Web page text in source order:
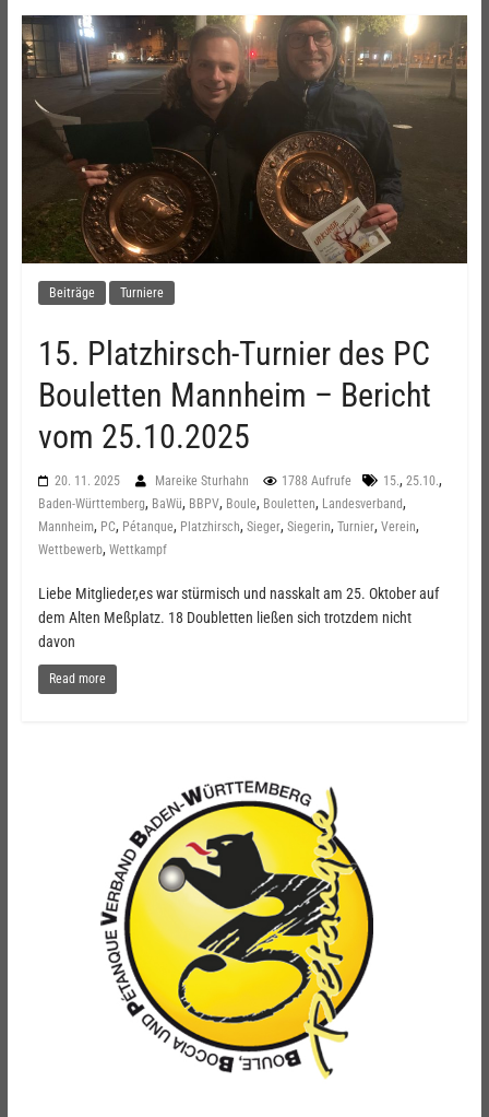
Beiträge Turniere
15. Platzhirsch-Turnier des PC
Bouletten Mannheim – Bericht
vom 25.10.2025
20. 11. 2025 Mareike Sturhahn 1788 Aufrufe 15., 25.10.,
Baden-Württemberg, BaWü, BBPV, Boule, Bouletten, Landesverband,
Mannheim, PC, Pétanque, Platzhirsch, Sieger, Siegerin, Turnier, Verein,
Wettbewerb, Wettkampf
Liebe Mitglieder,es war stürmisch und nasskalt am 25. Oktober auf
dem Alten Meßplatz. 18 Doubletten ließen sich trotzdem nicht
davon
Read more